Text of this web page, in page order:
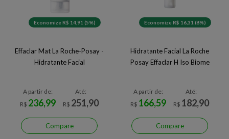
Economize R$ 14,91 (5%)
Effaclar Mat La Roche-Posay -
Hidratante Facial
A partir de:
R$ 236,99
Até:
R$ 251,90
Compare
Economize R$ 16,31 (8%)
Hidratante Facial La Roche
Posay Effaclar H Iso Biome
A partir de:
R$ 166,59
Até:
R$ 182,90
Compare